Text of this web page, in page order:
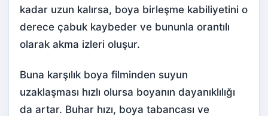
kadar uzun kalırsa, boya birleşme kabiliyetini o
derece çabuk kaybeder ve bununla orantılı
olarak akma izleri oluşur.
Buna karşılık boya filminden suyun
uzaklaşması hızlı olursa boyanın dayanıklılığı
da artar. Buhar hızı, boya tabancası ve